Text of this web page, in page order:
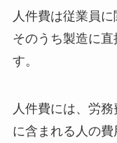
人件費は従業員
そのうち製造に
す。
人件費には、労
に含まれる人の